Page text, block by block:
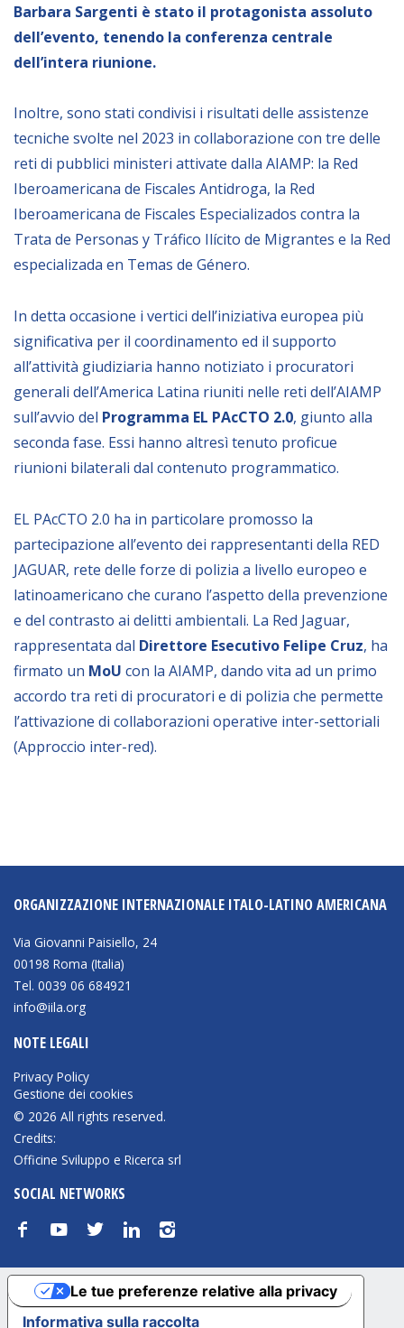
Foto
Video
Catalogo
Pubblicazioni
Bandi
Borse di studio
Alta Formazione
Albo fornitori
Contratti/Accordi/Grant
Barbara Sargenti è stato il protagonista assoluto
dell’evento, tenendo la conferenza centrale
dell’intera riunione.
Inoltre, sono stati condivisi i risultati delle assistenze
tecniche svolte nel 2023 in collaborazione con tre delle
reti di pubblici ministeri attivate dalla AIAMP: la Red
Iberoamericana de Fiscales Antidroga, la Red
Iberoamericana de Fiscales Especializados contra la
Trata de Personas y Tráfico Ilícito de Migrantes e la Red
especializada en Temas de Género.
In detta occasione i vertici dell’iniziativa europea più
significativa per il coordinamento ed il supporto
all’attività giudiziaria hanno notiziato i procuratori
generali dell’America Latina riuniti nelle reti dell’AIAMP
sull’avvio del Programma EL PAcCTO 2.0, giunto alla
seconda fase. Essi hanno altresì tenuto proficue
riunioni bilaterali dal contenuto programmatico.
EL PAcCTO 2.0 ha in particolare promosso la
partecipazione all’evento dei rappresentanti della RED
JAGUAR, rete delle forze di polizia a livello europeo e
latinoamericano che curano l’aspetto della prevenzione
e del contrasto ai delitti ambientali. La Red Jaguar,
rappresentata dal Direttore Esecutivo Felipe Cruz, ha
firmato un MoU con la AIAMP, dando vita ad un primo
accordo tra reti di procuratori e di polizia che permette
l’attivazione di collaborazioni operative inter-settoriali
(Approccio inter-red).
ORGANIZZAZIONE INTERNAZIONALE ITALO-LATINO AMERICANA
Via Giovanni Paisiello, 24
00198 Roma (Italia)
Tel. 0039 06 684921
info@iila.org
NOTE LEGALI
Privacy Policy
Gestione dei cookies
© 2026 All rights reserved.
Credits:
Officine Sviluppo e Ricerca srl
SOCIAL NETWORKS
f y t n i
Informativa sulla raccolta
Le tue preferenze relative alla privacy